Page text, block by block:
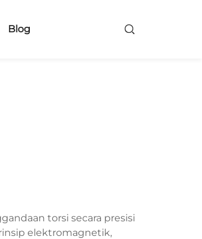
Blog
torsi secara presisi
elektromagnetik,